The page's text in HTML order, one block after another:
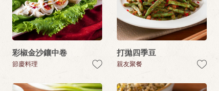
彩椒金沙鑲中卷
節慶料理
打拋四季豆
親友聚餐